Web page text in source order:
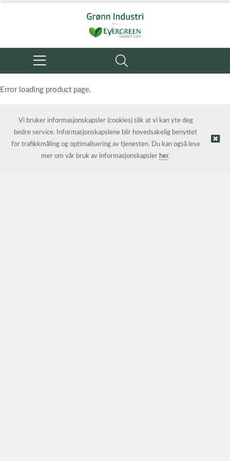
Error loading product page.
© Grønn Industri AS | Nettbutikk levert avKréatif AS
Vi bruker informasjonskapsler (cookies) slik at vi kan yte deg
bedre service. Informasjonskapslene blir hovedsakelig benyttet
for trafikkmåling og optimalisering av tjenesten. Du kan også lese
mer om vår bruk av informasjonskapsler her.